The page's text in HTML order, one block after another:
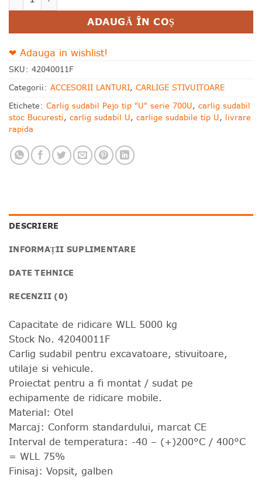
ADAUGĂ ÎN COȘ
❤ Adauga in wishlist!
SKU: 42040011F
Categorii: ACCESORII LANTURI, CARLIGE STIVUITOARE
Etichete: Carlig sudabil Pejo tip "U" serie 700U, carlig sudabil
stoc Bucuresti, carlig sudabil U, carlige sudabile tip U, livrare
rapida
DESCRIERE
INFORMAȚII SUPLIMENTARE
DATE TEHNICE
RECENZII (0)
Capacitate de ridicare WLL 5000 kg
Stock No. 42040011F
Carlig sudabil pentru excavatoare, stivuitoare,
utilaje si vehicule.
Proiectat pentru a fi montat / sudat pe
echipamente de ridicare mobile.
Material: Otel
Marcaj: Conform standardului, marcat CE
Interval de temperatura: -40 – (+)200°C / 400°C
= WLL 75%
Finisaj: Vopsit, galben